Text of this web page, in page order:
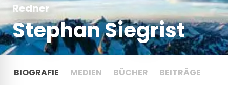
Redner
Stephan Siegrist
BIOGRAFIE MEDIEN BÜCHER
BEITRÄGE